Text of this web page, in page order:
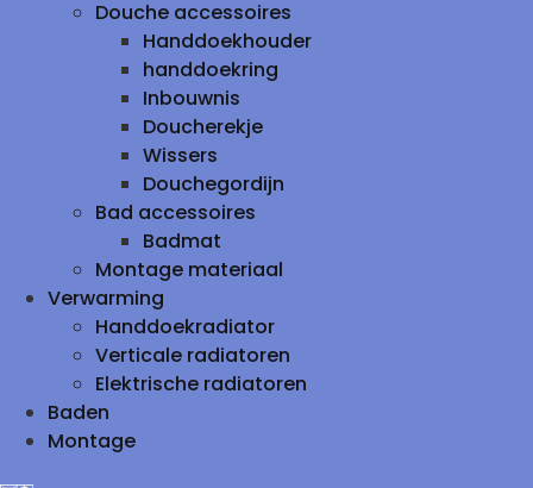
Douche accessoires
Handdoekhouder
handdoekring
Inbouwnis
Doucherekje
Wissers
Douchegordijn
Bad accessoires
Badmat
Montage materiaal
Verwarming
Handdoekradiator
Verticale radiatoren
Elektrische radiatoren
Baden
Montage